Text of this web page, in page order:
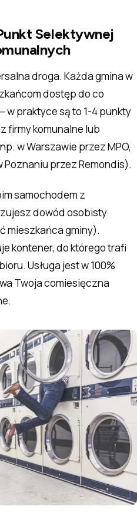
Selektywnej
droga. Każda gmina w
dostęp do co
w praktyce są to 1-4 punkty
firmy komunalne lub
w Warszawie przez MPO,
Poznaniu przez Remondis).
samochodem z
dowód osobisty
mieszkańca gminy).
kontener, do którego trafi
Usługa jest w 100%
Twoja comiesięczna